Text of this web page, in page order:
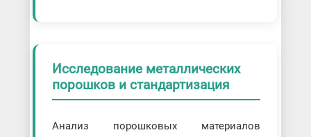
Исследование металлических
порошков и стандартизация
Анализ порошковых материалов